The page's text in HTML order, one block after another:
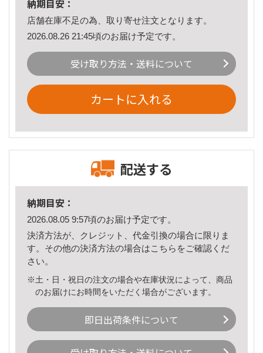
納期目安：
店舗在庫不足の為、取り寄せ注文となります。
2026.08.26 21:45頃のお届け予定です。
受け取り方法・送料について
カートに入れる
配送する
納期目安：
2026.08.05 9:57頃のお届け予定です。
決済方法が、クレジット、代金引換の場合に限りま
す。その他の決済方法の場合はこちら をご確認くだ
さい。
※土・日・祝日の注文の場合や在庫状況によって、商品
のお届けにお時間をいただく場合がございます。
即日出荷条件について